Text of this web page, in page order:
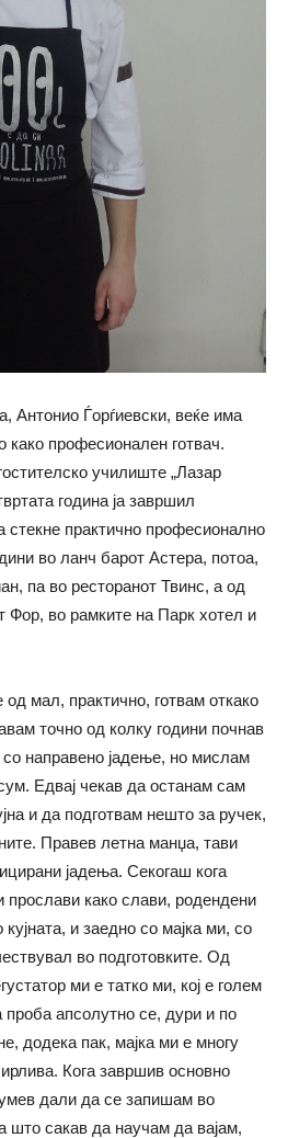
Антонио Ѓорѓиевски, веќе има
како професионален готвач.
училиште „Лазар
година ја завршил
практично професионално
во ланч барот Астера, потоа,
па во ресторанот Твинс, а од
Фор, во рамките на Парк хотел и
мал, практично, готвам откако
точно од колку години почнав
направено јадење, но мислам
Едвај чекав да останам сам
и да подготвам нешто за ручек,
Правев летна манџа, тави
јадења. Секогаш кога
како слави, родендени
и заедно со мајка ми, со
во подготовките. Од
ми е татко ми, кој е голем
апсолутно се, дури и по
додека пак, мајка ми е многу
Кога завршив основно
дали да се запишам во
што сакав да научам да вајам,